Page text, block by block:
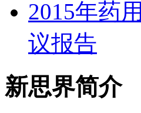
2015年药
议报告
新思界简介